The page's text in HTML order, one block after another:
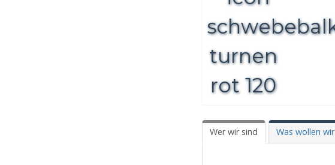
Wer wir sind Was wollen